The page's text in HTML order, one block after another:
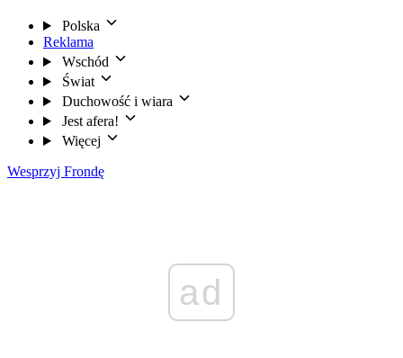
Polska
Reklama
Wschód
Świat
Duchowość i wiara
Jest afera!
Więcej
Wesprzyj Frondę
ad